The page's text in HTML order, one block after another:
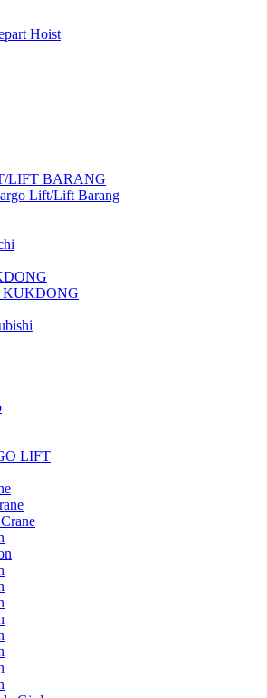
LIFT BARANG
Lift/Lift Barang
KUKDONG
LIFT